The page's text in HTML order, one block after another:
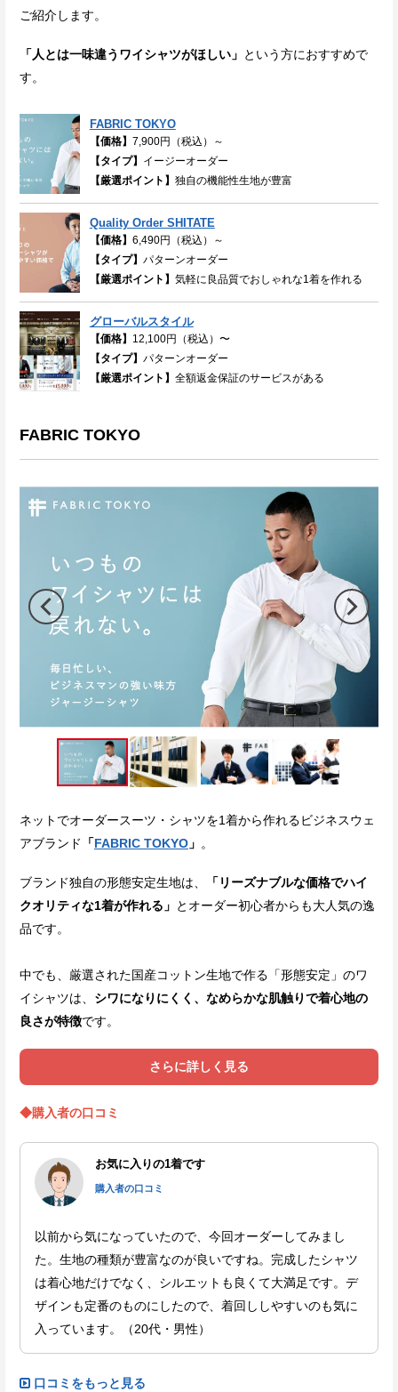
ご紹介します。
「人とは一味違うワイシャツがほしい」 という方におすすめで
す。
FABRIC TOKYO
【価格】 7,900円（税込）～
【タイプ】 イージーオーダー
【厳選ポイント】 独自の機能性生地が豊富
Quality Order SHITATE
【価格】 6,490円（税込）～
【タイプ】 パターンオーダー
【厳選ポイント】 気軽に良品質でおしゃれな1着を作れる
グローバルスタイル
【価格】 12,100円（税込）〜
【タイプ】 パターンオーダー
【厳選ポイント】 全額返金保証のサービスがある
FABRIC TOKYO
ネットでオーダースーツ・シャツを1着から作れるビジネスウェ
アブランド
「FABRIC TOKYO 」 。
ブランド独自の形態安定生地は、
「リーズナブルな価格でハイ
クオリティな1着が作れる」 とオーダー初心者からも大人気の逸
品です。
中でも、厳選された国産コットン生地で作る「形態安定」のワ
イシャツは、 シワになりにくく、なめらかな肌触りで着心地の
良さが特徴です。
さらに詳しく見る
◆購入者の口コミ
お気に入りの1着です
購入者の口コミ
以前から気になっていたので、今回オーダーしてみまし
た。生地の種類が豊富なのが良いですね。完成したシャツ
は着心地だけでなく、シルエットも良くて大満足です。デ
ザインも定番のものにしたので、着回ししやすいのも気に
入っています。（20代・男性）
口コミをもっと見る